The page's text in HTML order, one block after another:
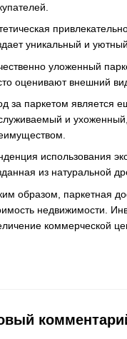
уникальный и
уложенный
оценивают внешний
за паркетом является
и
использования
из натуральной
образом, паркетная
недвижимости.
коммерческой